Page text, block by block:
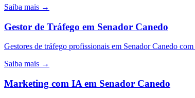
Saiba mais →
Gestor de Tráfego em Senador Canedo
Gestores de tráfego profissionais em Senador Canedo
Saiba mais →
Marketing com IA em Senador Canedo